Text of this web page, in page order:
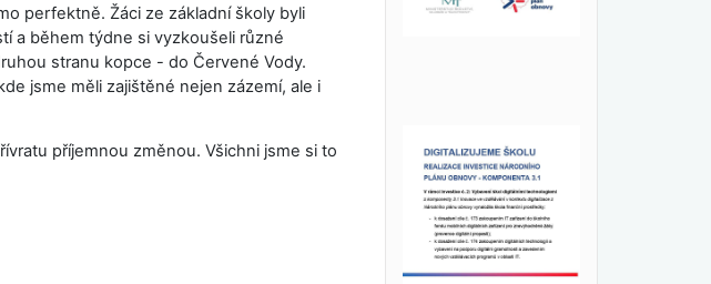
perfektně. Žáci ze základní školy byli
a během týdne si vyzkoušeli různé
stranu kopce - do Červené Vody.
jsme měli zajištěné nejen zázemí, ale i
příjemnou změnou. Všichni jsme si to